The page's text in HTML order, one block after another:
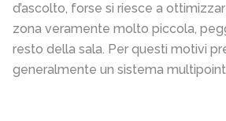
d’ascolto, forse si riesce a
zona veramente molto piccola,
resto della sala. Per questi motivi
generalmente un sistema